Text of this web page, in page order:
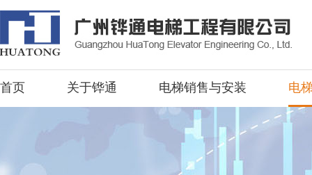
首页 关于铧通 电梯销售与安装 电